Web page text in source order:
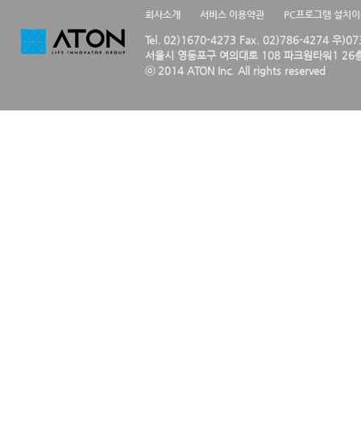
회사소개 서비스 이용약관 PC프로그램 설치
Tel. 02)1670-4273 Fax. 02)786-4274 우
서울시 영등포구 여의대로 108 파크원타워1 26
ⓒ 2014 ATON Inc. All rights reserved